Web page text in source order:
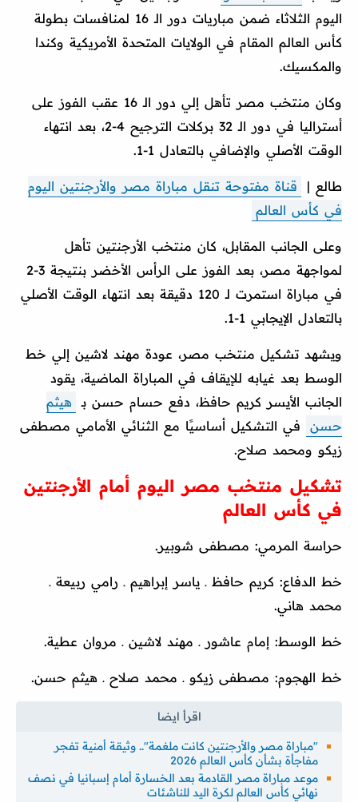
اليوم الثلاثاء ضمن مباريات دور الـ 16 لمنافسات بطولة
كأس العالم المقام في الولايات المتحدة الأمريكية وكندا
والمكسيك.
وكان منتخب مصر تأهل إلي دور الـ 16 عقب الفوز على
أستراليا في دور الـ 32 بركلات الترجيح 4-2، بعد انتهاء
الوقت الأصلي والإضافي بالتعادل 1-1.
طالع |
قناة مفتوحة تنقل مباراة مصر والأرجنتين اليوم
في كأس العالم
وعلى الجانب المقابل، كان منتخب الأرجنتين تأهل
لمواجهة مصر، بعد الفوز على الرأس الأخضر بنتيجة 3-2
في مباراة استمرت لـ 120 دقيقة بعد انتهاء الوقت الأصلي
بالتعادل الإيجابي 1-1.
ويشهد تشكيل منتخب مصر، عودة مهند لاشين إلي خط
الوسط بعد غيابه للإيقاف في المباراة الماضية، يقود
الجانب الأيسر كريم حافظ، دفع حسام حسن بـ هيثم
حسن
في التشكيل أساسيًا مع الثنائي الأمامي مصطفى
زيكو ومحمد صلاح.
تشكيل منتخب مصر اليوم أمام الأرجنتين
في كأس العالم
حراسة المرمي: مصطفى شوبير.
خط الدفاع: كريم حافظ ـ ياسر إبراهيم ـ رامي ربيعة ـ
محمد هاني.
خط الوسط: إمام عاشور ـ مهند لاشين ـ مروان عطية.
خط الهجوم: مصطفى زيكو ـ محمد صلاح ـ هيثم حسن.
"مباراة مصر والأرجنتين كانت ملغمة".. وثيقة أمنية تفجر
مفاجأة بشأن كأس العالم 2026
موعد مباراة مصر القادمة بعد الخسارة أمام إسبانيا في نصف
نهائي كأس العالم لكرة اليد للناشئات